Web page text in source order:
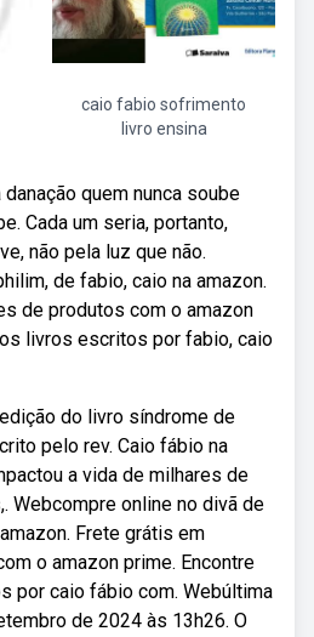
caio fabio sofrimento
livro ensina
quem nunca soube
Cada um seria, portanto,
não pela luz que não.
de fabio, caio na amazon.
de produtos com o amazon
livros escritos por fabio, caio
do livro síndrome de
pelo rev. Caio fábio na
a vida de milhares de
Webcompre online no divã de
Frete grátis em
o amazon prime. Encontre
por caio fábio com. Webúltima
de 2024 às 13h26. O